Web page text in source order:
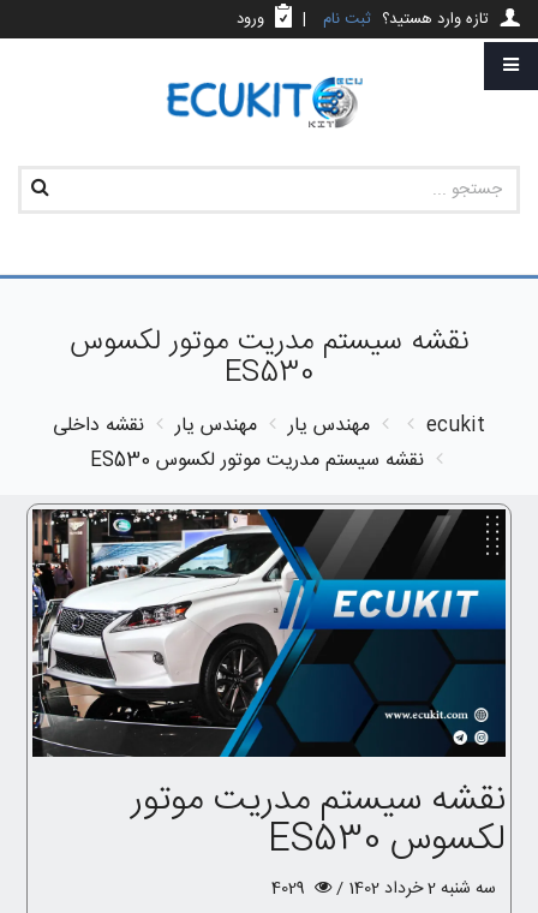
تازه وارد هستید؟ ثبت نام | ورود
نقشه سیستم مدریت موتور لکسوس
ES530
ecukit مهندس یار مهندس یار
نقشه داخلی
نقشه سیستم مدریت موتور لکسوس ES530
نقشه سیستم مدریت موتور
لکسوس ES530
سه شنبه 2 خرداد 1402 /